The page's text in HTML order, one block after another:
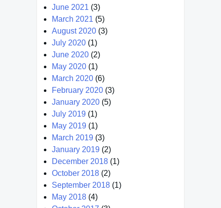
June 2021 (3)
March 2021 (5)
August 2020 (3)
July 2020 (1)
June 2020 (2)
May 2020 (1)
March 2020 (6)
February 2020 (3)
January 2020 (5)
July 2019 (1)
May 2019 (1)
March 2019 (3)
January 2019 (2)
December 2018 (1)
October 2018 (2)
September 2018 (1)
May 2018 (4)